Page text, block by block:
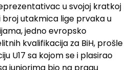
u svojoj kratkoj
broj utakmica lige prvaka u
jedno evropsko
kvalifikacija za BiH, prošle
U17 sa kojom se i plasirao